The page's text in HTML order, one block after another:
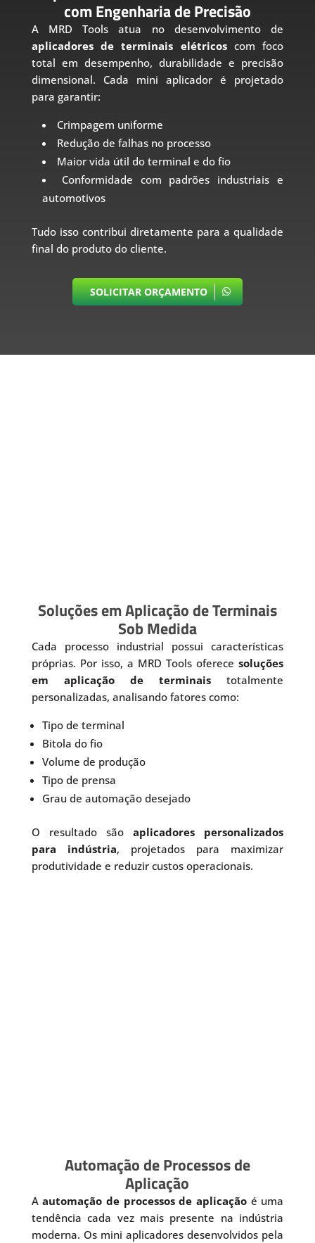
com Engenharia de Precisão
A MRD Tools atua no desenvolvimento de
aplicadores de terminais elétricoscom foco
total em desempenho, durabilidade e precisão
dimensional. Cada mini aplicador é projetado
para garantir:
Crimpagem uniforme
Redução de falhas no processo
Maior vida útil do terminal e do fio
Conformidade com padrões industriais e
automotivos
Tudo isso contribui diretamente para a qualidade
final do produto do cliente.
SOLICITAR ORÇAMENTO
Soluções em Aplicação de Terminais
Sob Medida
Cada processo industrial possui características
próprias. Por isso, a MRD Tools oferecesoluções
em aplicação de terminais totalmente
personalizadas, analisando fatores como:
Tipo de terminal
Bitola do fio
Volume de produção
Tipo de prensa
Grau de automação desejado
O resultado sãoaplicadores personalizados
para indústria, projetados para maximizar
produtividade e reduzir custos operacionais.
Automação de Processos de
Aplicação
Aautomação de processos de aplicaçãoé uma
tendência cada vez mais presente na indústria
moderna. Os mini aplicadores desenvolvidos pela